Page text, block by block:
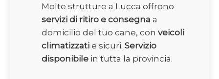
Molte strutture a Lucca offrono
servizi di ritiro e consegna a
domicilio del tuo cane, con veicoli
climatizzati e sicuri. Servizio
disponibile in tutta la provincia.